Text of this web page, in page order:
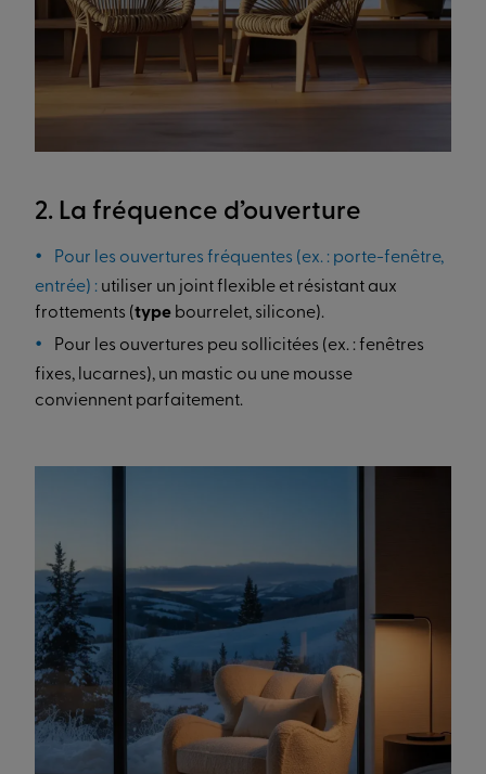
2. La fréquence d’ouverture
Pour les ouvertures fréquentes (ex. : porte-fenêtre,
entrée) : utiliser un joint flexible et résistant aux
frottements (type bourrelet, silicone).
Pour les ouvertures peu sollicitées (ex. : fenêtres
fixes, lucarnes), un mastic ou une mousse
conviennent parfaitement.